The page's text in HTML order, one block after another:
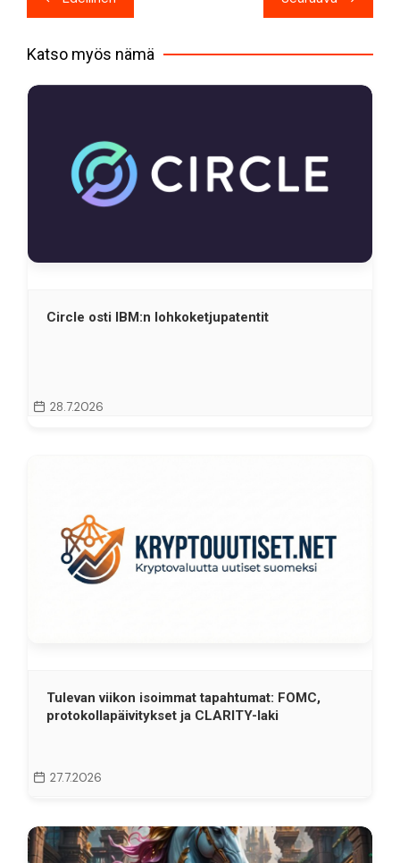
selaus
Katso myös nämä
Circle osti IBM:n lohkoketjupatentit
28.7.2026
Tulevan viikon isoimmat tapahtumat: FOMC,
protokollapäivitykset ja CLARITY-laki
27.7.2026